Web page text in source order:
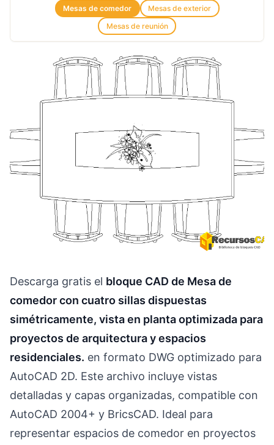
Mesas de comedor
Mesas de exterior
Mesas de reunión
Descarga gratis el bloque CAD de Mesa de
comedor con cuatro sillas dispuestas
simétricamente, vista en planta optimizada para
proyectos de arquitectura y espacios
residenciales. en formato DWG optimizado para
AutoCAD 2D. Este archivo incluye vistas
detalladas y capas organizadas, compatible con
AutoCAD 2004+ y BricsCAD. Ideal para
representar espacios de comedor en proyectos